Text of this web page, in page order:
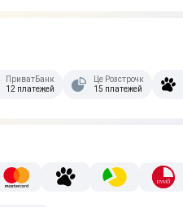
Скибочка.
ПриватБанк
12 платежей
Це Розстрочка
15 платежей